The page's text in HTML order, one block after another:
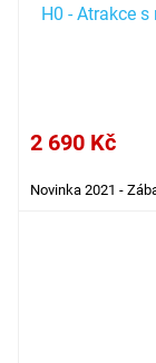
H0 - Atrakce
2 690 Kč
Novinka 2021 -